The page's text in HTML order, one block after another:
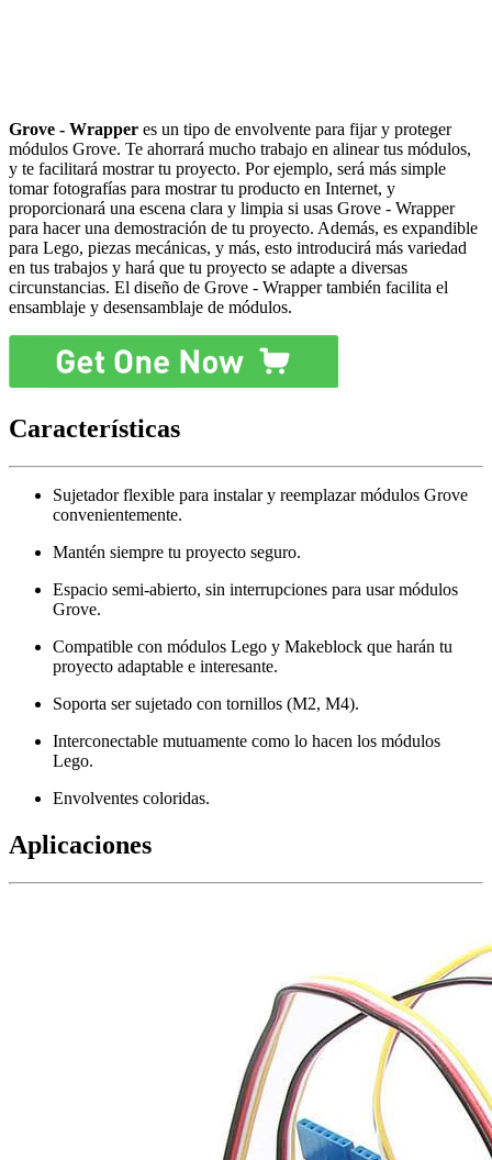
Grove - Wrapper es un tipo de envolvente para fijar y proteger
módulos Grove. Te ahorrará mucho trabajo en alinear tus módulos,
y te facilitará mostrar tu proyecto. Por ejemplo, será más simple
tomar fotografías para mostrar tu producto en Internet, y
proporcionará una escena clara y limpia si usas Grove - Wrapper
para hacer una demostración de tu proyecto. Además, es expandible
para Lego, piezas mecánicas, y más, esto introducirá más variedad
en tus trabajos y hará que tu proyecto se adapte a diversas
circunstancias. El diseño de Grove - Wrapper también facilita el
ensamblaje y desensamblaje de módulos.
Características
Sujetador flexible para instalar y reemplazar módulos Grove
convenientemente.
Mantén siempre tu proyecto seguro.
Espacio semi-abierto, sin interrupciones para usar módulos
Grove.
Compatible con módulos Lego y Makeblock que harán tu
proyecto adaptable e interesante.
Soporta ser sujetado con tornillos (M2, M4).
Interconectable mutuamente como lo hacen los módulos
Lego.
Envolventes coloridas.
Aplicaciones